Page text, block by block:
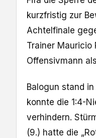
kurzfristig zur
Achtelfinale
Trainer Mauricio
Offensivmann
Balogun stand
konnte die 1:4-
verhindern.
(9.) hatte die